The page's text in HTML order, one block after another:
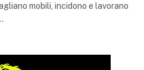
mobili, incidono e lavorano